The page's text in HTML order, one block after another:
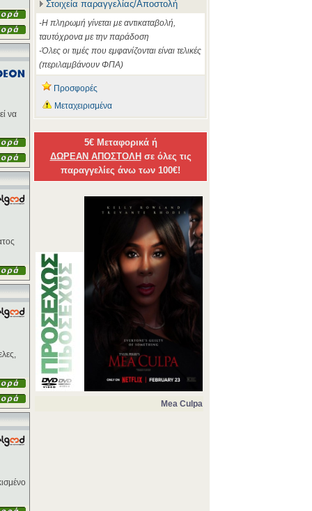
να
Στοιχεία παραγγελίας/Αποστολή
-Η πληρωμή γίνεται με αντικαταβολή,
ταυτόχρονα με την παράδοση
-Όλες οι τιμές που εμφανίζονται είναι τελικές
(περιλαμβάνουν ΦΠΑ)
Προσφορές
Μεταχειρισμένα
5€ Μεταφορικά ή
ΔΩΡΕΑΝ ΑΠΟΣΤΟΛΗ σε όλες τις
παραγγελίες άνω των 100€!
Mea Culpa